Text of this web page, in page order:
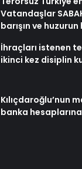
Vatandaşlar
barışın ve
İhraçları istenen
ikinci kez disiplin
Kılıçdaroğlu’nun
banka